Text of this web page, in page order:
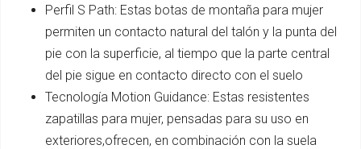
Perfil S Path: Estas botas de montaña para mujer
permiten un contacto natural del talón y la punta del
pie con la superficie, al tiempo que la parte central
del pie sigue en contacto directo con el suelo
Tecnología Motion Guidance: Estas resistentes
zapatillas para mujer, pensadas para su uso en
exteriores,ofrecen, en combinación con la suela